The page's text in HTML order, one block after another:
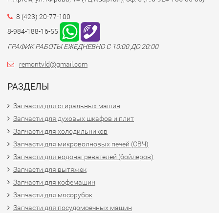
8 (423) 20-77-100
8-984-188-16-55
ГРАФИК РАБОТЫ ЕЖЕДНЕВНО С 10:00 ДО 20:00
remontvld@gmail.com
РАЗДЕЛЫ
Запчасти для стиральных машин
Запчасти для духовых шкафов и плит
Запчасти для холодильников
Запчасти для микроволновых печей (СВЧ)
Запчасти для водонагревателей (бойлеров)
Запчасти для вытяжек
Запчасти для кофемашин
Запчасти для мясорубок
Запчасти для посудомоечных машин